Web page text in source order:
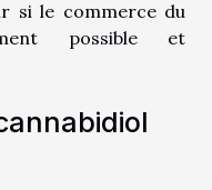
si le commerce du
possible et